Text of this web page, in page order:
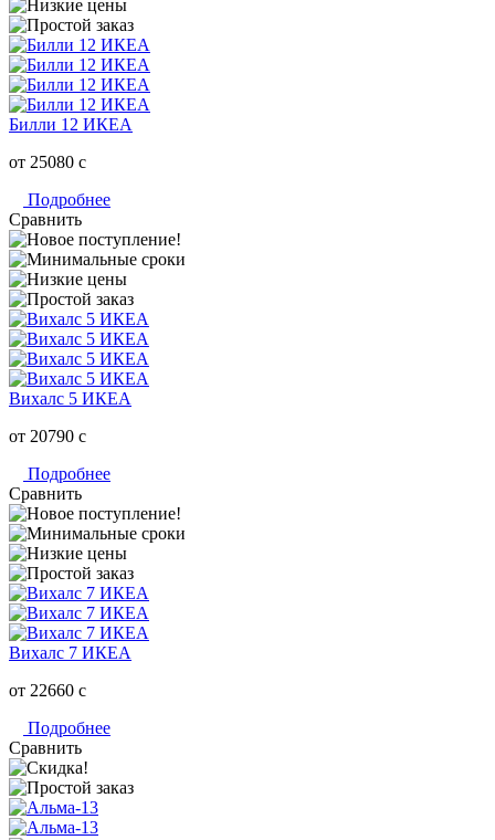
Билли 12 ИКЕА
от 25080 c
Подробнее
Сравнить
Вихалс 5 ИКЕА
от 20790 c
Подробнее
Сравнить
Вихалс 7 ИКЕА
от 22660 c
Подробнее
Сравнить